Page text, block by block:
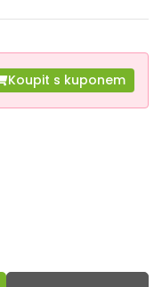
Koupit s kuponem